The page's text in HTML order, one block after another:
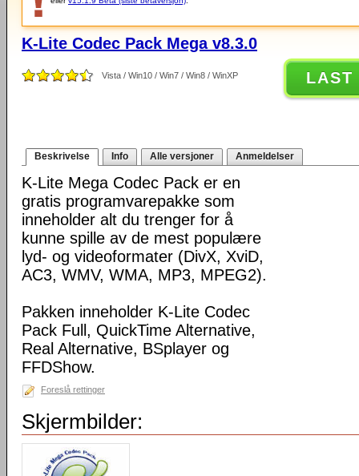
K-Lite Codec Pack Mega v8.3.0
Vista / Win10 / Win7 / Win8 / WinXP LAST
Beskrivelse Info Alle versjoner Anmeldelser
K-Lite Mega Codec Pack er en
gratis programvarepakke som
inneholder alt du trenger for å
kunne spille av de mest populære
lyd- og videoformater (DivX, XviD,
AC3, WMV, WMA, MP3, MPEG2).
Pakken inneholder K-Lite Codec
Pack Full, QuickTime Alternative,
Real Alternative, BSplayer og
FFDShow.
Foreslå rettinger
Skjermbilder: